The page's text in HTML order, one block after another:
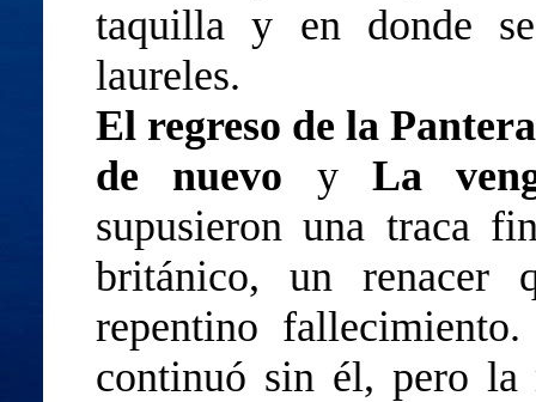
taquilla y en donde
laureles.
El regreso de la
de nuevo y La
supusieron una traca
británico, un renacer
repentino
continuó sin él, pero la